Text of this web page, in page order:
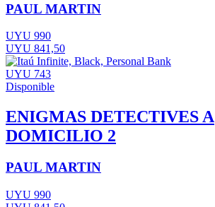
PAUL MARTIN
UYU 990
UYU 841,50
UYU 743
Disponible
ENIGMAS DETECTIVES A
DOMICILIO 2
PAUL MARTIN
UYU 990